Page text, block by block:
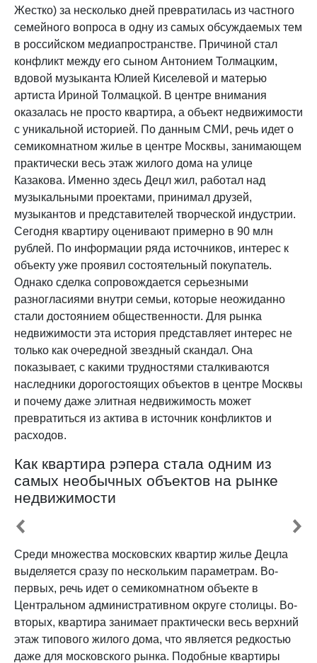
Жестко) за несколько дней превратилась из частного
семейного вопроса в одну из самых обсуждаемых тем
в российском медиапространстве. Причиной стал
конфликт между его сыном Антонием Толмацким,
вдовой музыканта Юлией Киселевой и матерью
артиста Ириной Толмацкой. В центре внимания
оказалась не просто квартира, а объект недвижимости
с уникальной историей. По данным СМИ, речь идет о
семикомнатном жилье в центре Москвы, занимающем
практически весь этаж жилого дома на улице
Казакова. Именно здесь Децл жил, работал над
музыкальными проектами, принимал друзей,
музыкантов и представителей творческой индустрии.
Сегодня квартиру оценивают примерно в 90 млн
рублей. По информации ряда источников, интерес к
объекту уже проявил состоятельный покупатель.
Однако сделка сопровождается серьезными
разногласиями внутри семьи, которые неожиданно
стали достоянием общественности. Для рынка
недвижимости эта история представляет интерес не
только как очередной звездный скандал. Она
показывает, с какими трудностями сталкиваются
наследники дорогостоящих объектов в центре Москвы
и почему даже элитная недвижимость может
превратиться из актива в источник конфликтов и
расходов.
Как квартира рэпера стала одним из
самых необычных объектов на рынке
недвижимости
Среди множества московских квартир жилье Децла
выделяется сразу по нескольким параметрам. Во-
первых, речь идет о семикомнатном объекте в
Центральном административном округе столицы. Во-
вторых, квартира занимает практически весь верхний
этаж типового жилого дома, что является редкостью
даже для московского рынка. Подобные квартиры